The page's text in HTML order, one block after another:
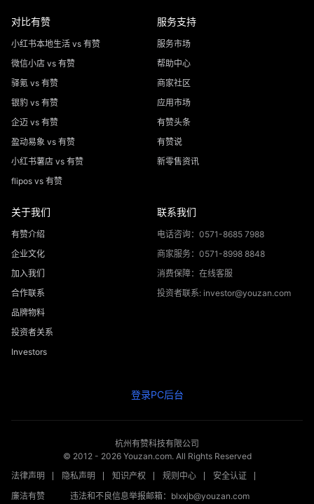
对比有赞
小红书本地生活 vs 有赞
微信小店 vs 有赞
驿氪 vs 有赞
银豹 vs 有赞
企迈 vs 有赞
盈动易象 vs 有赞
小红书薯店 vs 有赞
flipos vs 有赞
服务支持
服务市场
帮助中心
商家社区
应用市场
有赞头条
有赞说
新零售资讯
关于我们
有赞介绍
企业文化
加入我们
合作联系
品牌物料
投资者关系
Investors
联系我们
电话咨询：0571-8685 7988
商家服务：0571-8998 8848
消费保障：在线客服
投资者联系: investor@youzan.com
登录PC后台
杭州有赞科技有限公司
© 2012 - 2026Youzan.com. All Rights Reserved
法律声明
隐私声明 知识产权 规则中心
安全认证
廉洁有赞
违法和不良信息举报邮箱：blxxjb@youzan.com